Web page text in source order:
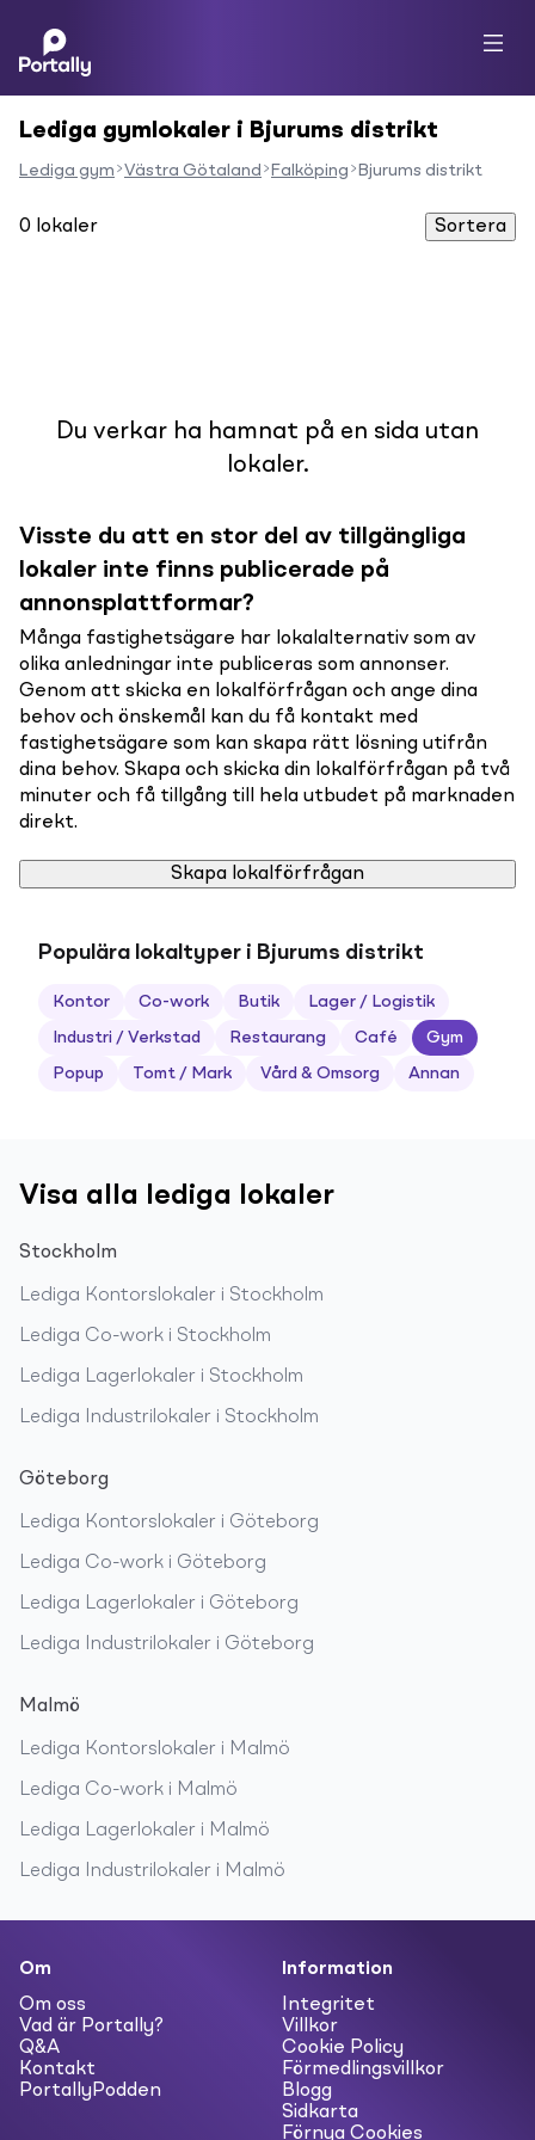
Lediga gymlokaler i Bjurums distrikt
Lediga gym Västra Götaland Falköping Bjurums distrikt
0 lokaler Sortera
Du verkar ha hamnat på en sida utan
lokaler.
Visste du att en stor del av tillgängliga
lokaler inte finns publicerade på
annonsplattformar?
Många fastighetsägare har lokalalternativ som av
olika anledningar inte publiceras som annonser.
Genom att skicka en lokalförfrågan och ange dina
behov och önskemål kan du få kontakt med
fastighetsägare som kan skapa rätt lösning utifrån
dina behov. Skapa och skicka din lokalförfrågan på två
minuter och få tillgång till hela utbudet på marknaden
direkt.
Skapa lokalförfrågan
Populära lokaltyper i Bjurums distrikt
Kontor Co-work Butik Lager / Logistik
Industri / Verkstad Restaurang Café Gym
Popup Tomt / Mark Vård & Omsorg Annan
Visa alla lediga lokaler
Stockholm
Lediga Kontorslokaler i Stockholm
Lediga Co-work i Stockholm
Lediga Lagerlokaler i Stockholm
Lediga Industrilokaler i Stockholm
Göteborg
Lediga Kontorslokaler i Göteborg
Lediga Co-work i Göteborg
Lediga Lagerlokaler i Göteborg
Lediga Industrilokaler i Göteborg
Malmö
Lediga Kontorslokaler i Malmö
Lediga Co-work i Malmö
Lediga Lagerlokaler i Malmö
Lediga Industrilokaler i Malmö
Om
Om oss
Vad är Portally?
Q&A
Kontakt
PortallyPodden
Information
Integritet
Villkor
Cookie Policy
Förmedlingsvillkor
Blogg
Sidkarta
Förnya Cookies